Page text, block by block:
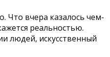
организма, когда
на твой организм
как бороться со